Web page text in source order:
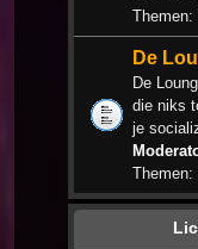
Themen:
De
De
die niks
je
Themen: